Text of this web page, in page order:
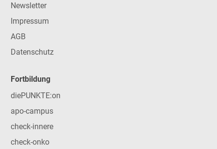
Newsletter
Impressum
AGB
Datenschutz
Fortbildung
diePUNKTE:on
apo-campus
check-innere
check-onko